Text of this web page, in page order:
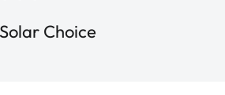
Choice